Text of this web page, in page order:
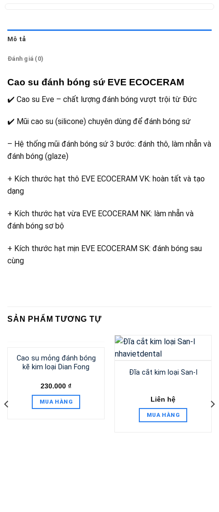
Mô tả
Đánh giá (0)
Cao su đánh bóng sứ EVE ECOCERAM
✔️ Cao su Eve – chất lượng đánh bóng vượt trội từ Đức
✔️ Mũi cao su (silicone) chuyên dùng để đánh bóng sứ
– Hệ thống mũi đánh bóng sứ 3 bước: đánh thô, làm nhẵn và
đánh bóng (glaze)
+ Kích thước hạt thô EVE ECOCERAM VK: hoàn tất và tạo
dạng
+ Kích thước hạt vừa EVE ECOCERAM NK: làm nhẵn và
đánh bóng sơ bộ
+ Kích thước hạt mịn EVE ECOCERAM SK: đánh bóng sau
cùng
SẢN PHẨM TƯƠNG TỰ
HẾT HÀNG
Cao su mỏng đánh bóng
kẽ kim loại Dian Fong
230.000 ₫
MUA HÀNG
Đĩa cắt kim loại San-I
Liên hệ
MUA HÀNG